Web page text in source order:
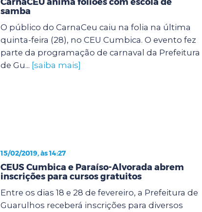
samba
O público do CarnaCeu caiu na folia na última
quinta-feira (28), no CEU Cumbica. O evento fez
parte da programação de carnaval da Prefeitura
de Gu... [saiba mais]
15/02/2019, às 14:27
CEUS Cumbica e Paraíso-Alvorada abrem
inscrições para cursos gratuitos
Entre os dias 18 e 28 de fevereiro, a Prefeitura de
Guarulhos receberá inscrições para diversos